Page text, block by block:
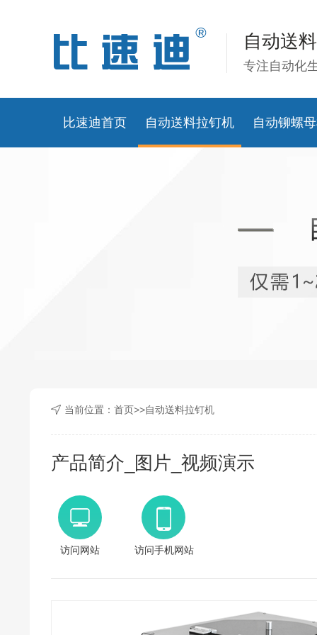
自动送
专注自动化
比速迪首页 自动送料拉钉机 自动铆螺
当前位置： 首页>>自动送料拉钉机
产品简介_图片_视频演示
访问网站 访问手机网站